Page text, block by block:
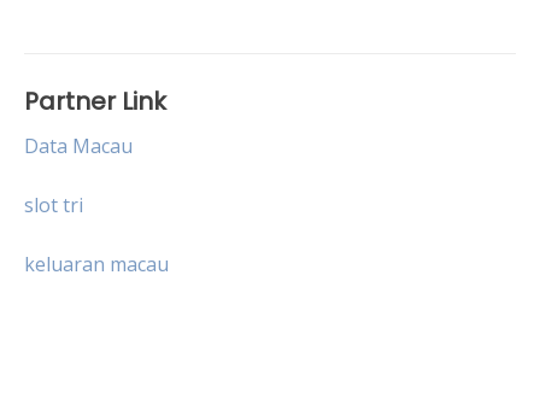
Partner Link
Data Macau
slot tri
keluaran macau